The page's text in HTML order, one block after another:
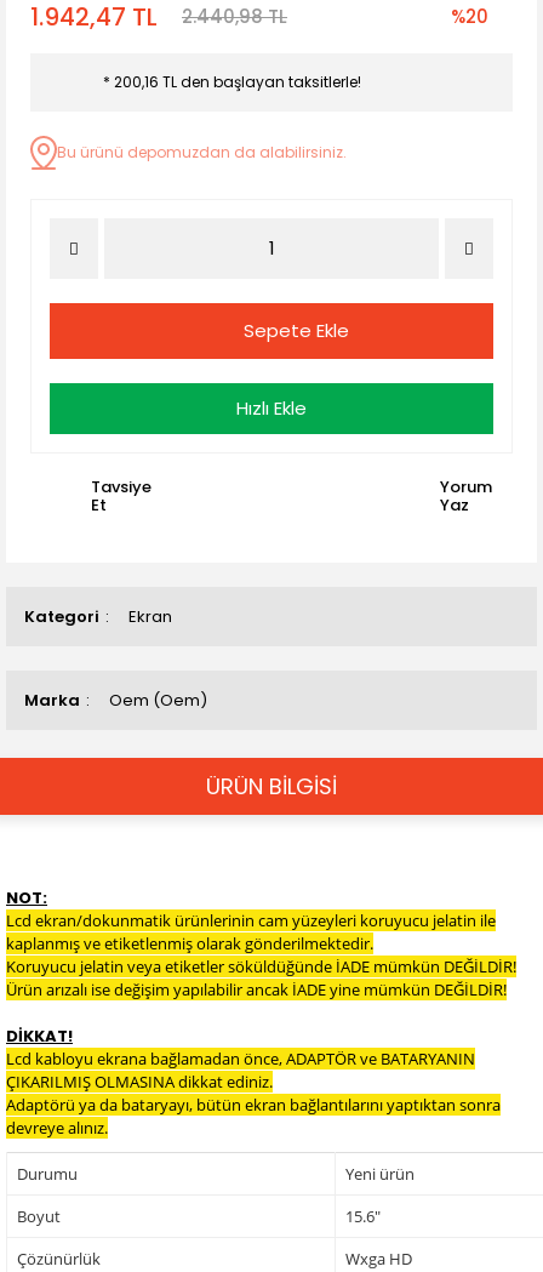
Kategori Ekran
Marka Oem (Oem)
1.942,47 TL 2.440,98 TL %20
* 200,16 TL den başlayan taksitlerle!
Bu ürünü depomuzdan da alabilirsiniz.
Sepete Ekle
Hızlı Ekle
Tavsiye
Et
Yorum
Yaz
ÜRÜN BİLGİSİ
NOT:
Lcd ekran/dokunmatik ürünlerinin cam yüzeyleri koruyucu jelatin ile
kaplanmış ve etiketlenmiş olarak gönderilmektedir.
Koruyucu jelatin veya etiketler söküldüğünde İADE mümkün DEĞİLDİR!
Ürün arızalı ise değişim yapılabilir ancak İADE yine mümkün DEĞİLDİR!
DİKKAT!
Lcd kabloyu ekrana bağlamadan önce, ADAPTÖR ve BATARYANIN
ÇIKARILMIŞ OLMASINA dikkat ediniz.
Adaptörü ya da bataryayı, bütün ekran bağlantılarını yaptıktan sonra
devreye alınız.
Durumu
Yeni ürün
Boyut
15.6"
Çözünürlük
Wxga HD